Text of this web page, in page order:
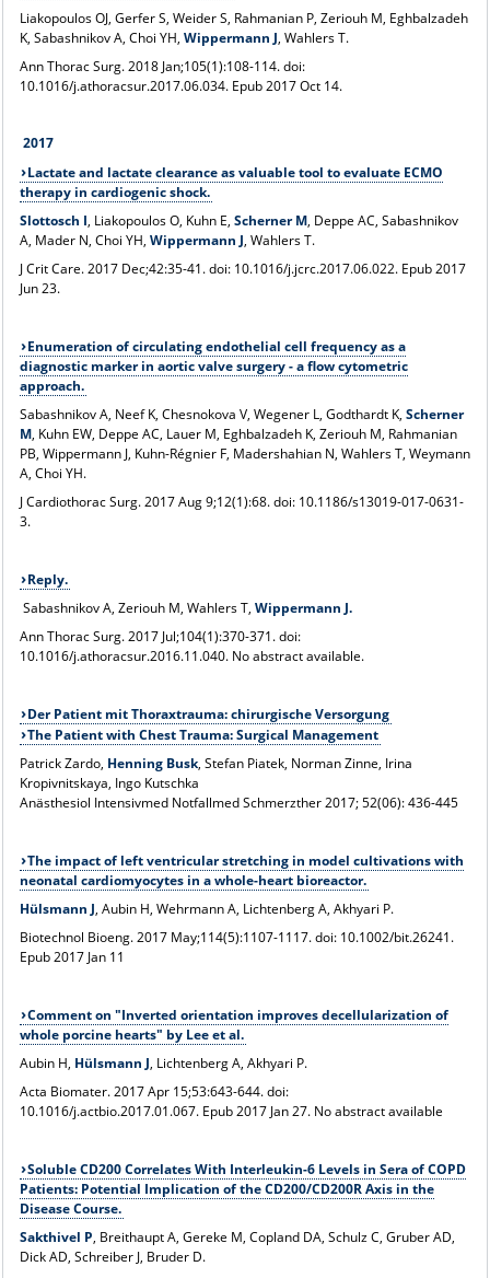
Liakopoulos OJ, Gerfer S, Weider S, Rahmanian P, Zeriouh M, Eghbalzadeh
K, Sabashnikov A, Choi YH, Wippermann J, Wahlers T.
Ann Thorac Surg. 2018 Jan;105(1):108-114. doi:
10.1016/j.athoracsur.2017.06.034. Epub 2017 Oct 14.
2017
Lactate and lactate clearance as valuable tool to evaluate ECMO
therapy in cardiogenic shock.
Slottosch I, Liakopoulos O, Kuhn E, Scherner M, Deppe AC, Sabashnikov
A, Mader N, Choi YH, Wippermann J, Wahlers T.
J Crit Care. 2017 Dec;42:35-41. doi: 10.1016/j.jcrc.2017.06.022. Epub 2017
Jun 23.
Enumeration of circulating endothelial cell frequency as a
diagnostic marker in aortic valve surgery - a flow cytometric
approach.
Sabashnikov A, Neef K, Chesnokova V, Wegener L, Godthardt K, Scherner
M, Kuhn EW, Deppe AC, Lauer M, Eghbalzadeh K, Zeriouh M, Rahmanian
PB, Wippermann J, Kuhn-Régnier F, Madershahian N, Wahlers T, Weymann
A, Choi YH.
J Cardiothorac Surg. 2017 Aug 9;12(1):68. doi: 10.1186/s13019-017-0631-
3.
Reply.
Sabashnikov A, Zeriouh M, Wahlers T, Wippermann J.
Ann Thorac Surg. 2017 Jul;104(1):370-371. doi:
10.1016/j.athoracsur.2016.11.040. No abstract available.
Der Patient mit Thoraxtrauma: chirurgische Versorgung
The Patient with Chest Trauma: Surgical Management
Patrick Zardo, Henning Busk, Stefan Piatek, Norman Zinne, Irina
Kropivnitskaya, Ingo Kutschka
Anästhesiol Intensivmed Notfallmed Schmerzther 2017; 52(06): 436-445
The impact of left ventricular stretching in model cultivations with
neonatal cardiomyocytes in a whole-heart bioreactor.
Hülsmann J, Aubin H, Wehrmann A, Lichtenberg A, Akhyari P.
Biotechnol Bioeng. 2017 May;114(5):1107-1117. doi: 10.1002/bit.26241.
Epub 2017 Jan 11
Comment on "Inverted orientation improves decellularization of
whole porcine hearts" by Lee et al.
Aubin H, Hülsmann J, Lichtenberg A, Akhyari P.
Acta Biomater. 2017 Apr 15;53:643-644. doi:
10.1016/j.actbio.2017.01.067. Epub 2017 Jan 27. No abstract available
Soluble CD200 Correlates With Interleukin-6 Levels in Sera of COPD
Patients: Potential Implication of the CD200/CD200R Axis in the
Disease Course.
Sakthivel P, Breithaupt A, Gereke M, Copland DA, Schulz C, Gruber AD,
Dick AD, Schreiber J, Bruder D.